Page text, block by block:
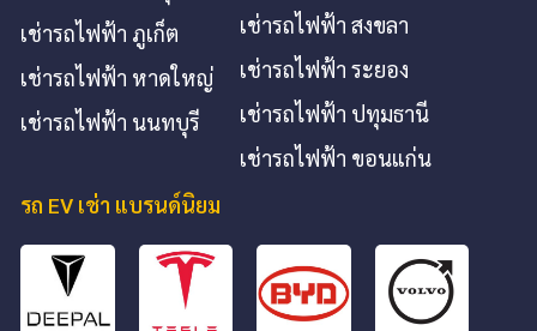
เช่ารถไฟฟ้า ภูเก็ต
เช่ารถไฟฟ้า หาดใหญ่
เช่ารถไฟฟ้า นนทบุรี
เช่ารถไฟฟ้า สงขลา
เช่ารถไฟฟ้า ระยอง
เช่ารถไฟฟ้า ปทุมธานี
เช่ารถไฟฟ้า ขอนแก่น
รถ EV เช่า แบรนด์นิยม